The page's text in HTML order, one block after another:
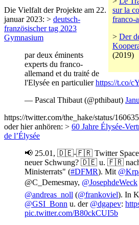
sur la
franco-
> Der
(2019)
Die Vielfalt der Projekte am 22.
januar 2023: > deutsch-
französischer tag 2023
Gymnasium
par deux éminents
experts du franco-
allemand et du traité de
l'Elysée en particulierhttps://t.co/
— Pascal Thibaut (@pthibaut)
https://twitter.com/the_hake/status/
oder hier anhören: > 60 Jahre Élysée-
de l’Élysée
📢 25.01, 🇩🇪-🇫🇷 Twitter
neuer Schwung? 🇩🇪 u. 🇫🇷 nach
Ministerrats" (#DFMR). Mit
@C_Demesmay, @JosephdeWeck
@andreas_noll (@frankoviel). In
@GSI_Bonn u. der @dgapev:
pic.twitter.com/B80ckCUI5b